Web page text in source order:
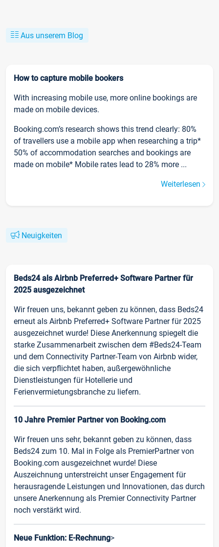
Aus unserem Blog
How to capture mobile bookers
With increasing mobile use, more online bookings are
made on mobile devices.
Booking.com’s research shows this trend clearly: 80%
of travellers use a mobile app when researching a trip*
50% of accommodation searches and bookings are
made on mobile* Mobile rates lead to 28% more ...
Weiterlesen
Neuigkeiten
Beds24 als Airbnb Preferred+ Software Partner für
2025 ausgezeichnet
Wir freuen uns, bekannt geben zu können, dass Beds24
erneut als Airbnb Preferred+ Software Partner für 2025
ausgezeichnet wurde! Diese Anerkennung spiegelt die
starke Zusammenarbeit zwischen dem #Beds24-Team
und dem Connectivity Partner-Team von Airbnb wider,
die sich verpflichtet haben, außergewöhnliche
Dienstleistungen für Hotellerie und
Ferienvermietungsbranche zu liefern.
10 Jahre Premier Partner von Booking.com
Wir freuen uns sehr, bekannt geben zu können, dass
Beds24 zum 10. Mal in Folge als PremierPartner von
Booking.com ausgezeichnet wurde! Diese
Auszeichnung unterstreicht unser Engagement für
herausragende Leistungen und Innovationen, das durch
unsere Anerkennung als Premier Connectivity Partner
noch verstärkt wird.
Neue Funktion: E-Rechnung>